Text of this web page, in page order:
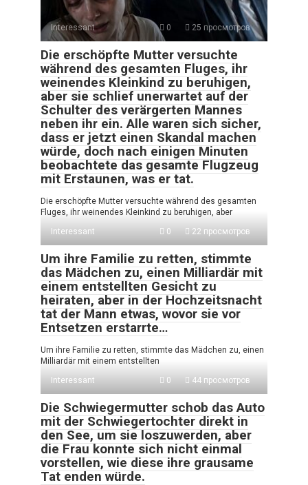
Interessant 0 25 просмотров
Die erschöpfte Mutter versuchte
während des gesamten Fluges, ihr
weinendes Kleinkind zu beruhigen,
aber sie schlief unerwartet auf der
Schulter des verärgerten Mannes
neben ihr ein. Alle waren sich sicher,
dass er jetzt einen Skandal machen
würde, doch nach einigen Minuten
beobachtete das gesamte Flugzeug
mit Erstaunen, was er tat.
Die erschöpfte Mutter versuchte während des gesamten
Fluges, ihr weinendes Kleinkind zu beruhigen, aber
Interessant
0 22 просмотров
Um ihre Familie zu retten, stimmte
das Mädchen zu, einen Milliardär mit
einem entstellten Gesicht zu
heiraten, aber in der Hochzeitsnacht
tat der Mann etwas, wovor sie vor
Entsetzen erstarrte…
Um ihre Familie zu retten, stimmte das Mädchen zu, einen
Milliardär mit einem entstellten
Interessant
0 44 просмотров
Die Schwiegermutter schob das Auto
mit der Schwiegertochter direkt in
den See, um sie loszuwerden, aber
die Frau konnte sich nicht einmal
vorstellen, wie diese ihre grausame
Tat enden würde.